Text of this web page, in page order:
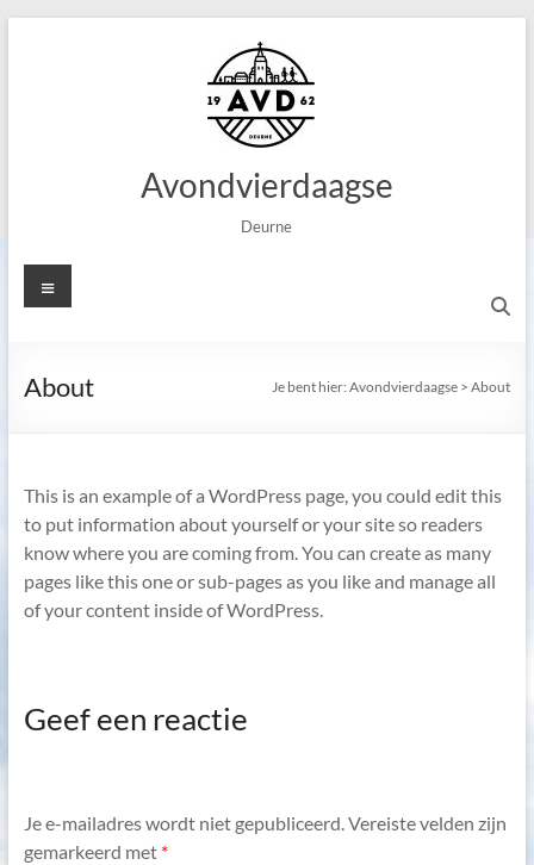
Avondvierdaagse
Deurne
Menu
About Je bent hier:Avondvierdaagse >About
This is an example of a WordPress page, you could edit this
to put information about yourself or your site so readers
know where you are coming from. You can create as many
pages like this one or sub-pages as you like and manage all
of your content inside of WordPress.
Geef een reactie
Je e-mailadres wordt niet gepubliceerd.Vereiste velden zijn
gemarkeerd met *